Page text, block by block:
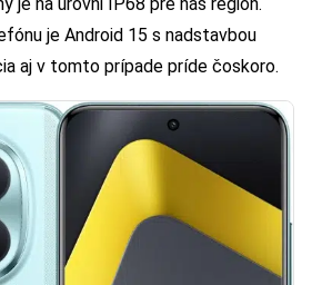
je Android 15 s nadstavbou
aj v tomto prípade príde čoskoro.